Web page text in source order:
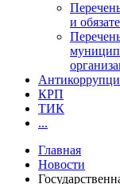
и
КРП
ТИК
...
Главная
Новости